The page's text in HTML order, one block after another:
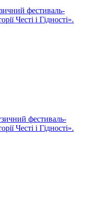
фестиваль-
Честі і Гідності».
фестиваль-
Честі і Гідності».